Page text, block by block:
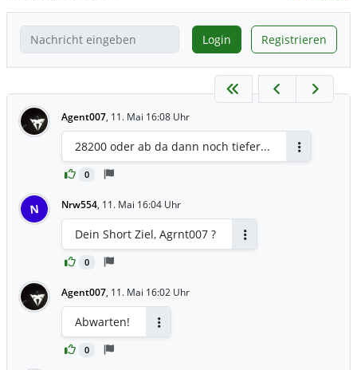
Login Registrieren
Agent007, 11. Mai 16:08 Uhr
0
28200 oder ab da dann noch tiefer...
N Nrw554, 11. Mai 16:04 Uhr
0
Dein Short Ziel, Agrnt007 ?
Agent007, 11. Mai 16:02 Uhr
0
Abwarten!